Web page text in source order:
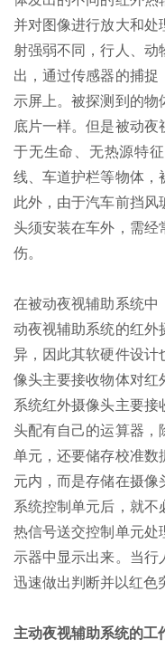
并对图像进行放大和处
射强弱不同，行人、动
出，通过传感器的捕捉
示屏上。被探测到的物
底片一样。但是被动
于无生命、无热源特
线、车道护栏等物体，
此外，由于汽车前挡风
头须安装在车外，需经
伤。
在被动夜视辅助系统中
动夜视辅助系统的红外
异，因此其软硬件设计
像头主要接收物体对红
系统红外摄像头主要接
头配有自己的运算器，
单元，还要储存校准数
元内，而是存储在摄像
系统控制单元后，就不
热信号送交控制单元处
示器中显示出来。当行
迅速做出判断并以红色
主动夜视辅助系统的工